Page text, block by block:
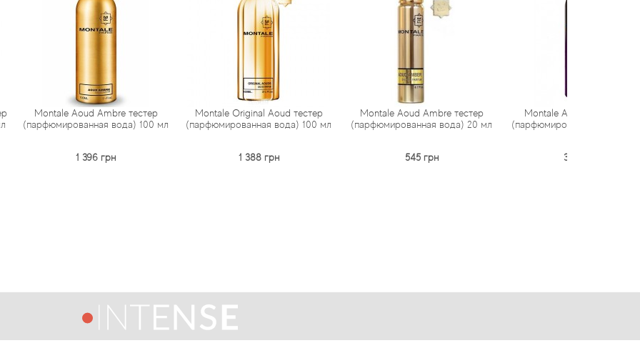
Ambre тестер
вода) 100 мл
Montale Original Aoud тестер
(парфюмированная вода) 100 мл
Montale Aoud Ambre тестер
(парфюмированная вода) 20 мл
Montale Aoud Sense тестер
(парфюмированная вода) 100 мл